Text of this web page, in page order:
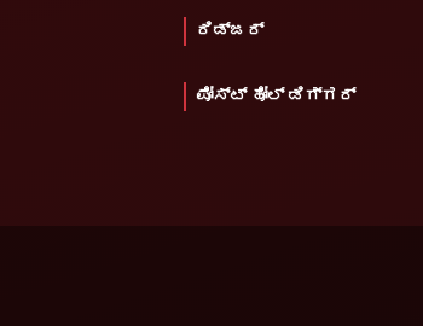
ರಿಡ್ಜರ್
ಪೋಸ್ಟ್ ಹೋಲ್ ಡಿಗ್ಗರ್